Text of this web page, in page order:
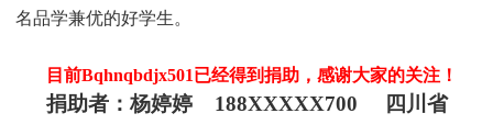
名品学兼优的好学生。
目前Bqhnqbdjx501已经得到捐助，感谢大家的关注！
捐助者：杨婷婷 188XXXXX700 四川省